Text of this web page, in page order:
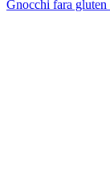
Gnocchi fara